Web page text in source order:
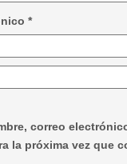
*
correo
la próxima vez que